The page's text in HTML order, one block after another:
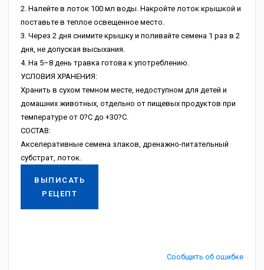
2. Налейте в лоток 100 мл воды. Накройте лоток крышкой и
поставьте в теплое освещенное место.
3. Через 2 дня снимите крышку и поливайте семена 1 раз в 2
дня, не допуская высыхания.
4. На 5–8 день травка готова к употреблению.
УСЛОВИЯ ХРАНЕНИЯ:
Хранить в сухом темном месте, недоступном для детей и
домашних животных, отдельно от пищевых продуктов при
температуре от 0?С до +30?С.
СОСТАВ:
Акселеративные семена злаков, дренажно-питательный
субстрат, лоток.
ВЫПИСАТЬ
РЕЦЕПТ
Сообщить об ошибке